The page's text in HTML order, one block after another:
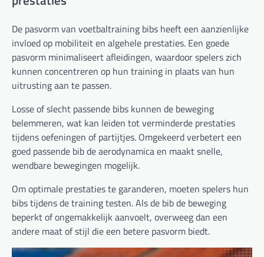
De pasvorm van voetbaltraining bibs heeft een aanzienlijke
invloed op mobiliteit en algehele prestaties. Een goede
pasvorm minimaliseert afleidingen, waardoor spelers zich
kunnen concentreren op hun training in plaats van hun
uitrusting aan te passen.
Losse of slecht passende bibs kunnen de beweging
belemmeren, wat kan leiden tot verminderde prestaties
tijdens oefeningen of partijtjes. Omgekeerd verbetert een
goed passende bib de aerodynamica en maakt snelle,
wendbare bewegingen mogelijk.
Om optimale prestaties te garanderen, moeten spelers hun
bibs tijdens de training testen. Als de bib de beweging
beperkt of ongemakkelijk aanvoelt, overweeg dan een
andere maat of stijl die een betere pasvorm biedt.